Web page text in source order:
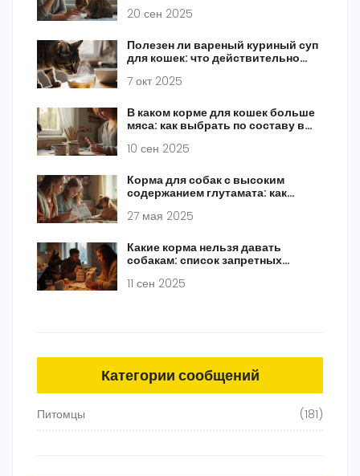
20 сен 2025
Полезен ли вареный куриный суп
для кошек: что действительно
7 окт 2025
В каком корме для кошек больше
мяса: как выбрать по составу в
10 сен 2025
Корма для собак с высоким
содержанием глутамата: как
27 мая 2025
Какие корма нельзя давать
собакам: список запретных
11 сен 2025
Категории сообщений
Питомцы (181)